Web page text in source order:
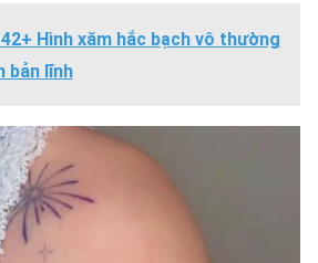
Hình xăm hắc bạch vô thường
bản lĩnh